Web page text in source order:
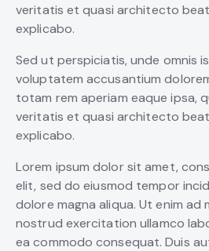
veritatis et quasi architecto
explicabo.
Sed ut perspiciatis, unde omnis
voluptatem accusantium
totam rem aperiam eaque ipsa,
veritatis et quasi architecto
explicabo.
Lorem ipsum dolor sit amet,
elit, sed do eiusmod tempor
dolore magna aliqua. Ut enim ad
nostrud exercitation ullamco
ea commodo consequat. Duis